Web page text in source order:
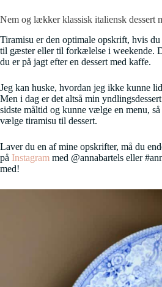
Nem og lækker klassisk italiensk dessert
Tiramisu er den optimale opskrift, hvis
til gæster eller til forkælelse i weekende.
du er på jagt efter en dessert med kaffe.
Jeg kan huske, hvordan jeg ikke kunne
Men i dag er det altså min
sidste måltid og kunne vælge en menu,
vælge tiramisu til dessert.
Laver du en af mine opskrifter, må du
på Instagram med @annabartels eller
med!